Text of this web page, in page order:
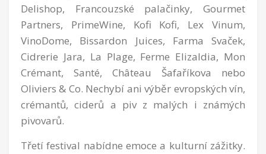
Delishop, Francouzské palačinky, Gourmet
Partners, PrimeWine, Kofi Kofi, Lex Vinum,
VinoDome, Bissardon Juices, Farma Svaček,
Cidrerie Jara, La Plage, Ferme Elizaldia, Mon
Crémant, Santé, Château Šafaříkova nebo
Oliviers & Co. Nechybí ani výběr evropských vín,
crémantů, ciderů a piv z malých i známých
pivovarů.
Třetí festival nabídne emoce a kulturní zážitky.